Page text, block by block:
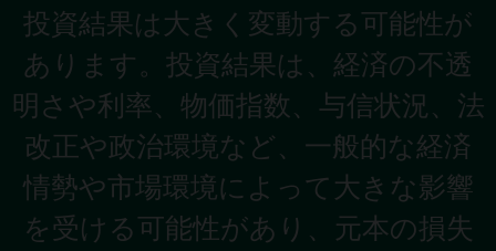
投資結果は大きく変動する可能性が
あります。投資結果は、経済の不透
明さや利率、物価指数、与信状況、法
改正や政治環境など、一般的な経済
情勢や市場環境によって大きな影響
を受ける可能性があり、元本の損失